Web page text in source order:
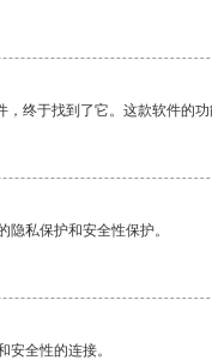
终于找到了它。这款软件的
私保护和安全性保护。
全性的连接。